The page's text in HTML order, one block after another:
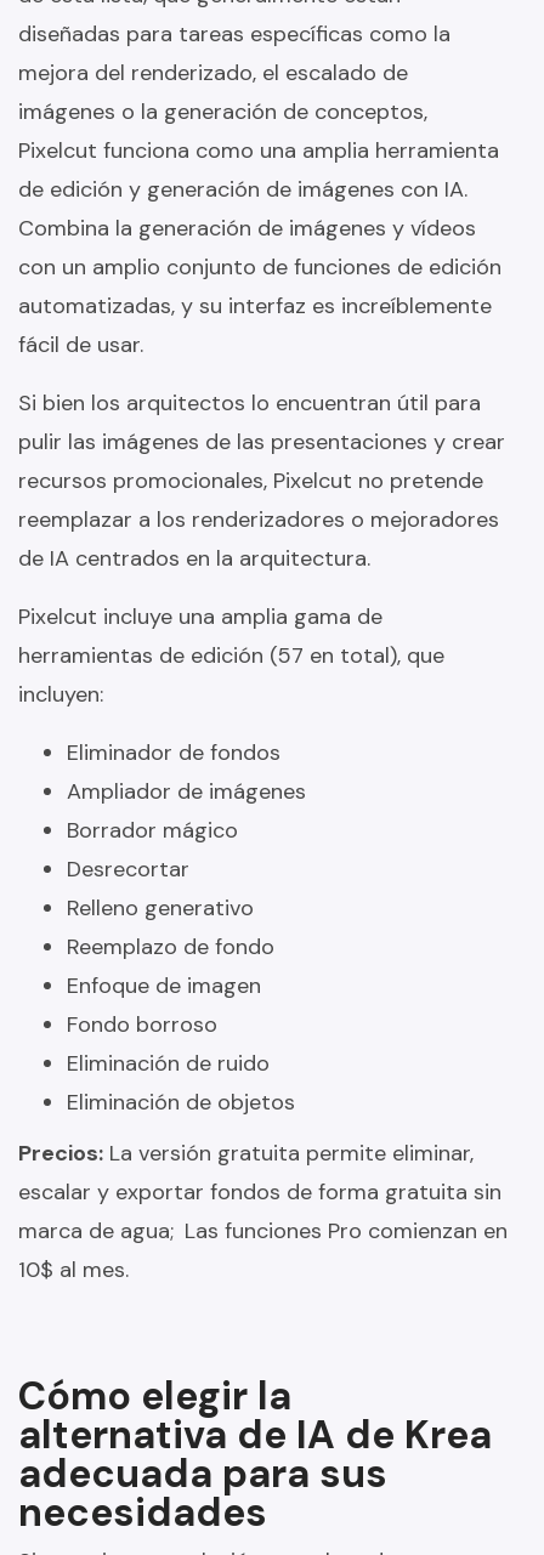
diseñadas para tareas específicas como la
mejora del renderizado, el escalado de
imágenes o la generación de conceptos,
Pixelcut funciona como una amplia herramienta
de edición y generación de imágenes con IA.
Combina la generación de imágenes y vídeos
con un amplio conjunto de funciones de edición
automatizadas, y su interfaz es increíblemente
fácil de usar.
Si bien los arquitectos lo encuentran útil para
pulir las imágenes de las presentaciones y crear
recursos promocionales, Pixelcut no pretende
reemplazar a los renderizadores o mejoradores
de IA centrados en la arquitectura.
Pixelcut incluye una amplia gama de
herramientas de edición (57 en total), que
incluyen:
Eliminador de fondos
Ampliador de imágenes
Borrador mágico
Desrecortar
Relleno generativo
Reemplazo de fondo
Enfoque de imagen
Fondo borroso
Eliminación de ruido
Eliminación de objetos
Precios: La versión gratuita permite eliminar,
escalar y exportar fondos de forma gratuita sin
marca de agua; Las funciones Pro comienzan en
10$ al mes.
Cómo elegir la
alternativa de IA de Krea
adecuada para sus
necesidades